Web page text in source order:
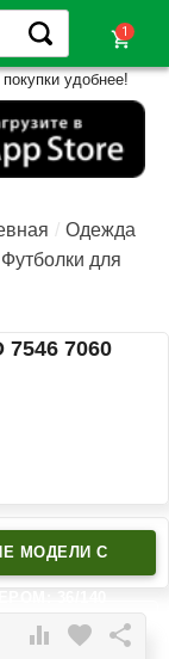
shopping_cart
удобнее!
Одежда
Футболки для
7546 7060
МОДЕЛИ C
 favorite 